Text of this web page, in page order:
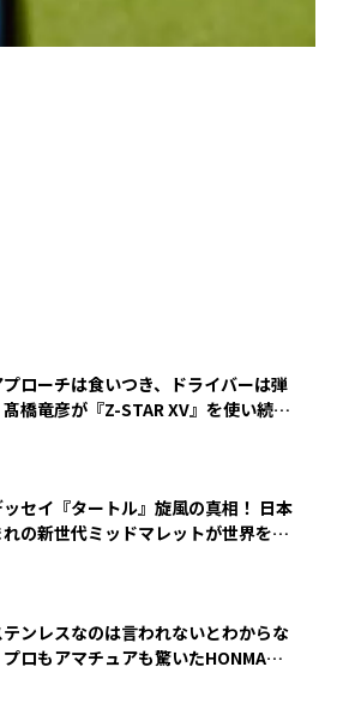
プローチは食いつき、ドライバーは弾
髙橋竜彦が『Z-STAR XV』を使い続け
セイ『タートル』旋風の真相！ 日本
の新世代ミッドマレットが世界を席
テンレスなのは言われないとわからな
プロもアマチュアも驚いたHONMA